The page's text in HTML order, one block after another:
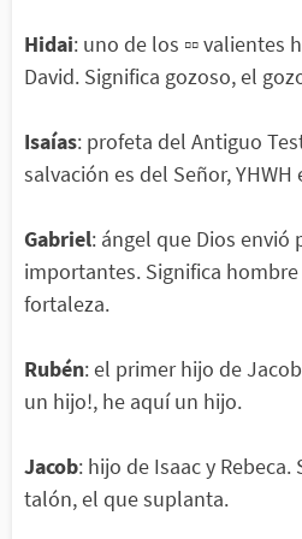
Hidai: uno de los ▫▫ valientes
David. Significa gozoso, el
Isaías: profeta del Antiguo
salvación es del Señor, YHWH
Gabriel: ángel que Dios envió
importantes. Significa hombre
fortaleza.
Rubén: el primer hijo de
un hijo!, he aquí un hijo.
Jacob: hijo de Isaac y
talón, el que suplanta.